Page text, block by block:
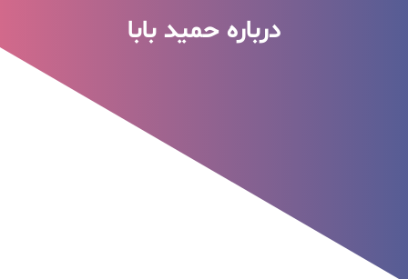
درباره حمید بابا